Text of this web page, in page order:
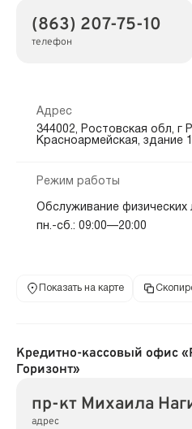
(863) 207-75-10
телефон
Адрес
344002, Ростовская обл, г
Красноармейская, здание
Режим работы
Обслуживание физических
пн.-сб.: 09:00—20:00
Показать на карте
Кредитно-кассовый офис
Горизонт»
пр-кт Михаила
адрес